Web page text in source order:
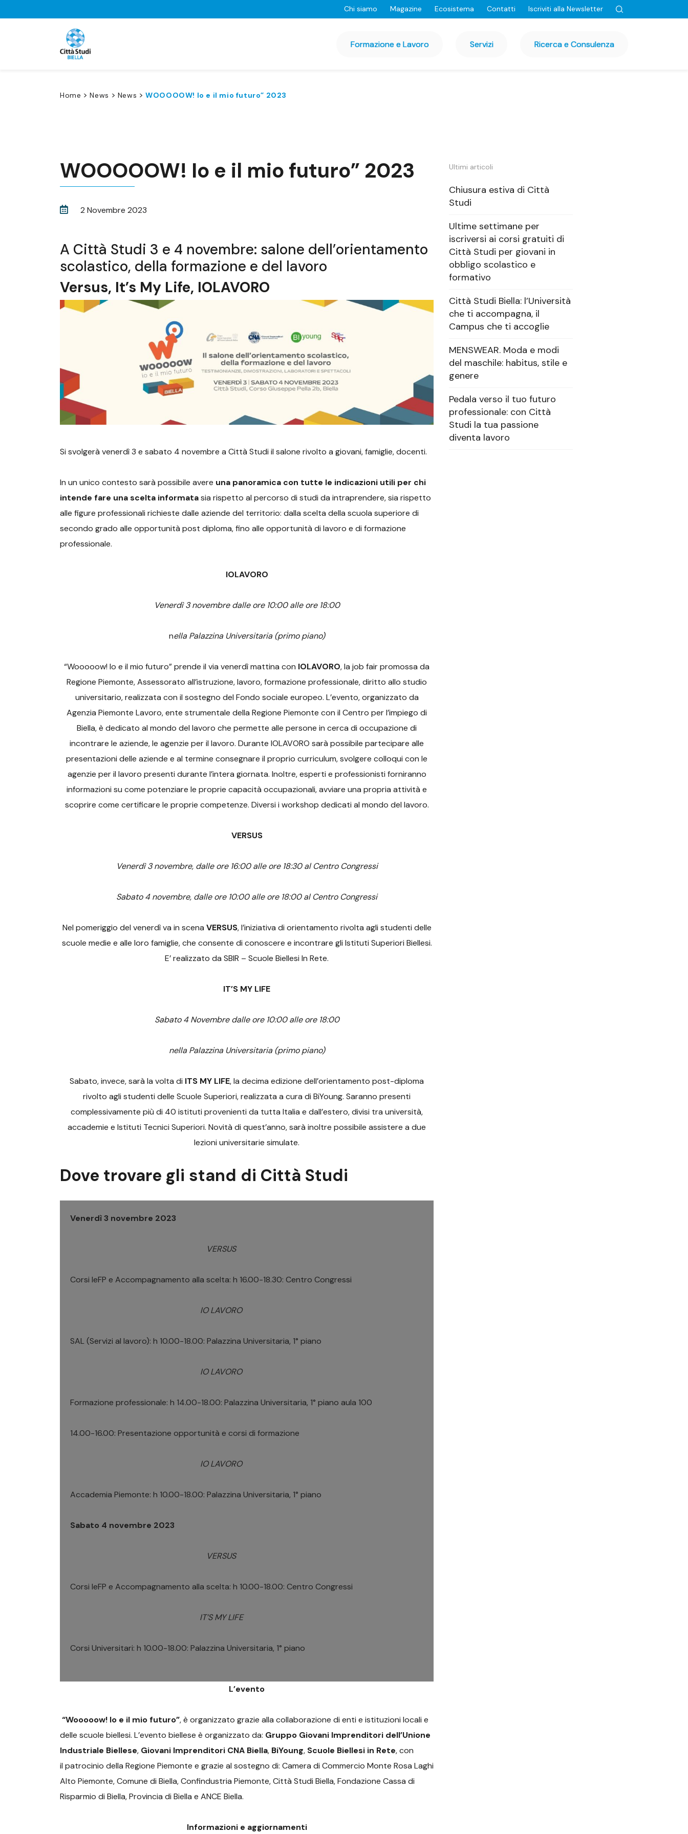
Chi siamo Magazine Ecosistema Contatti Iscriviti alla Newsletter
Formazione e Lavoro Servizi Ricerca e Consulenza
Home >News > News >WOOOOOW! Io e il mio futuro” 2023
WOOOOOW! Io e il mio futuro” 2023
2 Novembre 2023
A Città Studi 3 e 4 novembre: salone dell’orientamento
scolastico, della formazione e del lavoro
Versus, It’s My Life, IOLAVORO
Si svolgerà venerdì 3 e sabato 4 novembre a Città Studi il salone rivolto a giovani, famiglie, docenti.
In un unico contesto sarà possibile avere una panoramica con tutte le indicazioni utili per chi
intende fare una scelta informatasia rispetto al percorso di studi da intraprendere, sia rispetto
alle figure professionali richieste dalle aziende del territorio: dalla scelta della scuola superiore di
secondo grado alle opportunità post diploma, fino alle opportunità di lavoro e di formazione
professionale.
IOLAVORO
Venerdì 3 novembre dalle ore 10:00 alle ore 18:00
nella Palazzina Universitaria (primo piano)
“Wooooow! Io e il mio futuro” prende il via venerdì mattina con IOLAVORO, la job fair promossa da
Regione Piemonte, Assessorato all’istruzione, lavoro, formazione professionale, diritto allo studio
universitario, realizzata con il sostegno del Fondo sociale europeo. L’evento, organizzato da
Agenzia Piemonte Lavoro, ente strumentale della Regione Piemonte con il Centro per l’impiego di
Biella, è dedicato al mondo del lavoro che permette alle persone in cerca di occupazione di
incontrare le aziende, le agenzie per il lavoro. Durante IOLAVORO sarà possibile partecipare alle
presentazioni delle aziende e al termine consegnare il proprio curriculum, svolgere colloqui con le
agenzie per il lavoro presenti durante l’intera giornata. Inoltre, esperti e professionisti forniranno
informazioni su come potenziare le proprie capacità occupazionali, avviare una propria attività e
scoprire come certificare le proprie competenze. Diversi i workshop dedicati al mondo del lavoro.
VERSUS
Venerdì 3 novembre, dalle ore 16:00 alle ore 18:30 al Centro Congressi
Sabato 4 novembre, dalle ore 10:00 alle ore 18:00 al Centro Congressi
Nel pomeriggio del venerdì va in scena VERSUS, l’iniziativa di orientamento rivolta agli studenti delle
scuole medie e alle loro famiglie, che consente di conoscere e incontrare gli Istituti Superiori Biellesi.
E’ realizzato da SBIR – Scuole Biellesi In Rete.
IT’S MY LIFE
Sabato 4 Novembre dalle ore 10:00 alle ore 18:00
nella Palazzina Universitaria (primo piano)
Sabato, invece, sarà la volta di ITS MY LIFE, la decima edizione dell’orientamento post-diploma
rivolto agli studenti delle Scuole Superiori, realizzata a cura di BiYoung. Saranno presenti
complessivamente più di 40 istituti provenienti da tutta Italia e dall’estero, divisi tra università,
accademie e Istituti Tecnici Superiori. Novità di quest’anno, sarà inoltre possibile assistere a due
lezioni universitarie simulate.
Dove trovare gli stand di Città Studi
Venerdì 3 novembre 2023
VERSUS
Corsi IeFP e Accompagnamento alla scelta: h 16.00-18.30: Centro Congressi
IO LAVORO
SAL (Servizi al lavoro): h 10.00-18.00: Palazzina Universitaria, 1° piano
IO LAVORO
Formazione professionale: h 14.00-18.00: Palazzina Universitaria, 1° piano aula 100
14.00-16.00: Presentazione opportunità e corsi di formazione
IO LAVORO
Accademia Piemonte: h 10.00-18.00: Palazzina Universitaria, 1° piano
Sabato 4 novembre 2023
VERSUS
Corsi IeFP e Accompagnamento alla scelta: h 10.00-18.00: Centro Congressi
IT’S MY LIFE
Corsi Universitari: h 10.00-18.00: Palazzina Universitaria, 1° piano
L’evento
“Wooooow! Io e il mio futuro”, è organizzato grazie alla collaborazione di enti e istituzioni locali e
delle scuole biellesi. L’evento biellese è organizzato da: Gruppo Giovani Imprenditori dell’Unione
Industriale Biellese, Giovani Imprenditori CNA Biella, BiYoung, Scuole Biellesi in Rete, con
il patrocinio della Regione Piemonte e grazie al sostegno di: Camera di Commercio Monte Rosa Laghi
Alto Piemonte, Comune di Biella, Confindustria Piemonte, Città Studi Biella, Fondazione Cassa di
Risparmio di Biella, Provincia di Biella e ANCE Biella.
Informazioni e aggiornamenti
Ultimi articoli
Chiusura estiva di Città
Studi
Ultime settimane per
iscriversi ai corsi gratuiti di
Città Studi per giovani in
obbligo scolastico e
formativo
Città Studi Biella: l’Università
che ti accompagna, il
Campus che ti accoglie
MENSWEAR. Moda e modi
del maschile: habitus, stile e
genere
Pedala verso il tuo futuro
professionale: con Città
Studi la tua passione
diventa lavoro